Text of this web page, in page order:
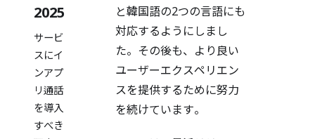
2025
サービ
スにイ
ンアプ
リ通話
を導入
すべき
と韓国語の2つの言語にも
対応するようにしまし
た。その後も、より良い
ユーザーエクスペリエン
スを提供するために努力
を続けています。